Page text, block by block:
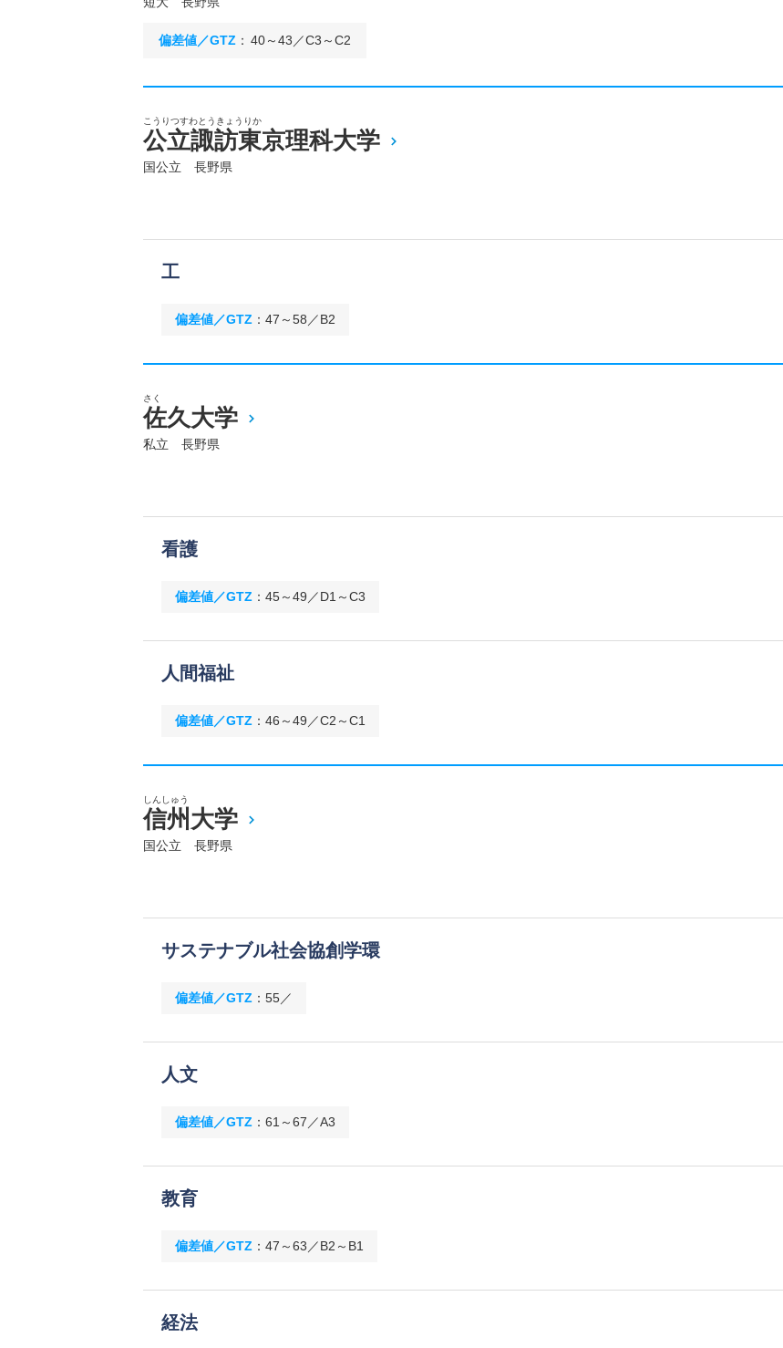
偏差値／GTZ ： 40～43／C3～C2
こうりつすわとうきょうりか
公立諏訪東京理科大学
国公立 長野県
工
偏差値／GTZ ： 47～58／B2
さく
佐久大学
私立 長野県
看護
偏差値／GTZ ： 45～49／D1～C3
人間福祉
偏差値／GTZ ： 46～49／C2～C1
しんしゅう
信州大学
国公立 長野県
サステナブル社会協創学環
偏差値／GTZ ： 55／
人文
偏差値／GTZ ： 61～67／A3
教育
偏差値／GTZ ： 47～63／B2～B1
経法